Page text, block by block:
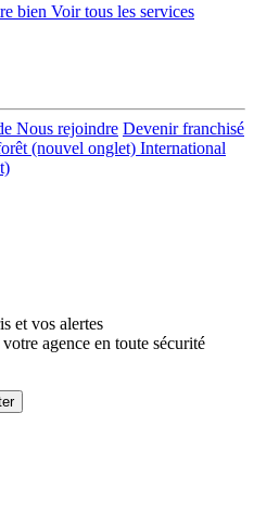
bien Voir tous les services
Nous rejoindre Devenir franchisé
(nouvel onglet) International
et vos alertes
agence en toute sécurité